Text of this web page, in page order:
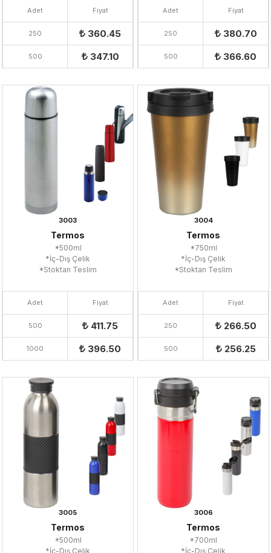
Adet Fiyat
250 360.45
500 347.10
Adet Fiyat
250 380.70
500 366.60
3003
Termos
*500ml
*İç-Dış Çelik
*Stoktan Teslim
Adet Fiyat
500 411.75
1000 396.50
3004
Termos
*750ml
*İç-Dış Çelik
*Stoktan Teslim
Adet Fiyat
250 266.50
500 256.25
3005
Termos
*500ml
*İç-Dış Çelik
3006
Termos
*700ml
*İç-Dış Çelik